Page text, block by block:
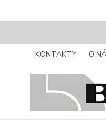
KONTAKTY O